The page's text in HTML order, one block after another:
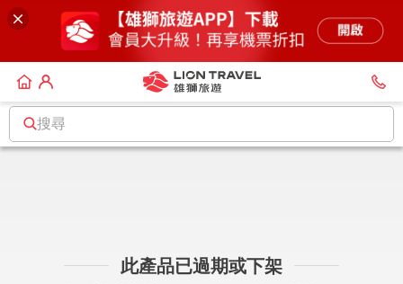
搜尋
此產品已過期或下架